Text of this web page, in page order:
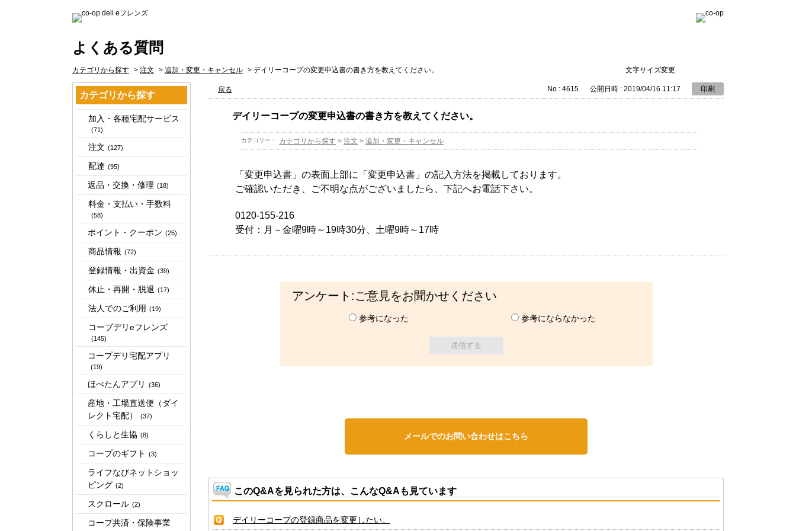
よくある質問
文字サイズ変更
カテゴリから探す > 注文 > 追加・変更・キャンセル > デイリーコープの変更申込書の書き方を教えてください。
カテゴリから探す
加入・各種宅配サービス
(71)
注文 (127)
配達 (95)
返品・交換・修理 (18)
料金・支払い・手数料
(58)
ポイント・クーポン (25)
商品情報 (72)
登録情報・出資金 (39)
休止・再開・脱退 (17)
法人でのご利用 (19)
コープデリeフレンズ
(145)
コープデリ宅配アプリ
(19)
ほぺたんアプリ (36)
産地・工場直送便（ダイ
レクト宅配）
(37)
くらしと生協 (8)
コープのギフト (3)
ライフなびネットショッ
ピング (2)
スクロール (2)
コープ共済・保険事業
戻る No : 4615 公開日時 : 2019/04/16 11:17 印刷
デイリーコープの変更申込書の書き方を教えてください。
カテゴリー : カテゴリから探す > 注文 > 追加・変更・キャンセル
「変更申込書」の表面上部に「変更申込書」の記入方法を掲載しております。
ご確認いただき、ご不明な点がございましたら、下記へお電話下さい。
0120-155-216
受付：月－金曜9時～19時30分、土曜9時～17時
アンケート:ご意見をお聞かせください
参考になった 参考にならなかった
メールでのお問い合わせはこちら
このQ&Aを見られた方は、こんなQ&Aも見ています
デイリーコープの登録商品を変更したい。